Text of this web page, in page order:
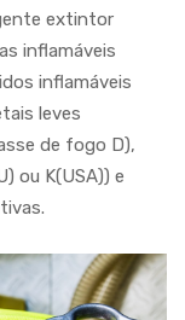
extintor
inflamáveis
inflamáveis
leves
de fogo D),
ou K(USA)) e